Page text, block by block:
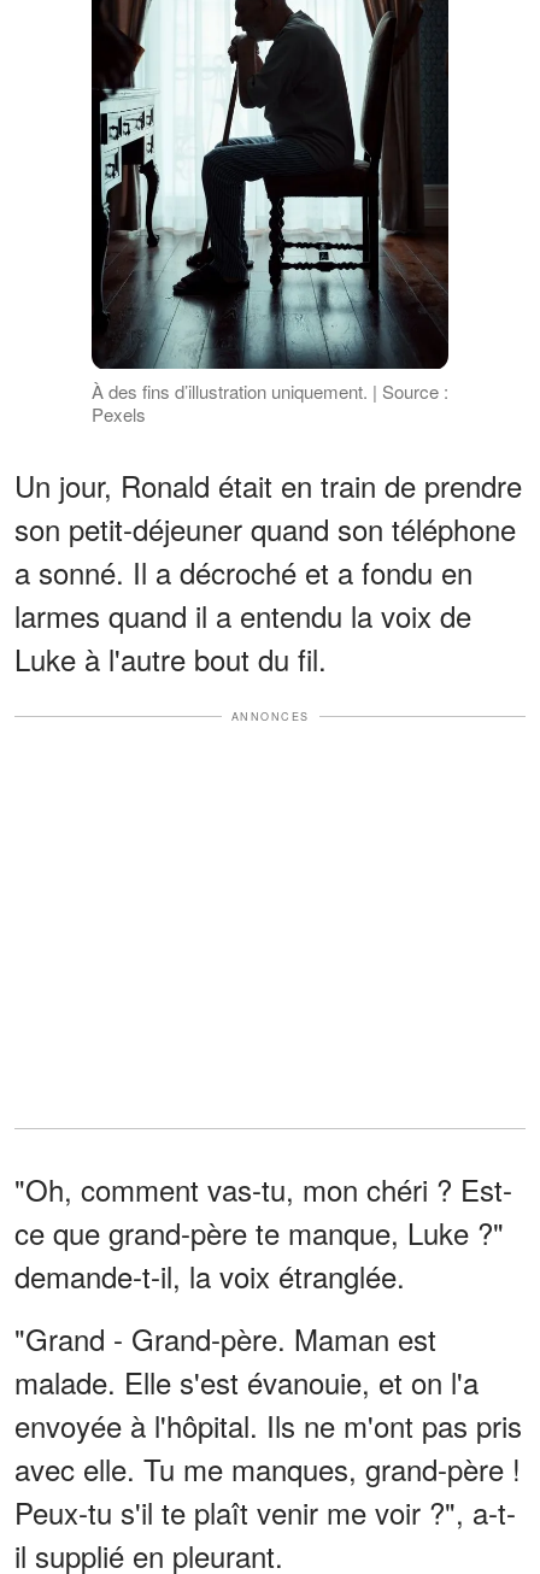
À des fins d’illustration uniquement. | Source :
Pexels
Un jour, Ronald était en train de prendre
son petit-déjeuner quand son téléphone
a sonné. Il a décroché et a fondu en
larmes quand il a entendu la voix de
Luke à l'autre bout du fil.
ANNONCES
"Oh, comment vas-tu, mon chéri ? Est-
ce que grand-père te manque, Luke ?"
demande-t-il, la voix étranglée.
"Grand - Grand-père. Maman est
malade. Elle s'est évanouie, et on l'a
envoyée à l'hôpital. Ils ne m'ont pas pris
avec elle. Tu me manques, grand-père !
Peux-tu s'il te plaît venir me voir ?", a-t-
il supplié en pleurant.